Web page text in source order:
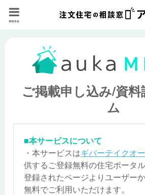
menu
ご掲載申し込み/資
ム
■本サービスについて
・本サービスはギバーテイクオ
供するご登録無料の住宅ポータ
登録されたページよりユーザー
無料でご利用いただけます。